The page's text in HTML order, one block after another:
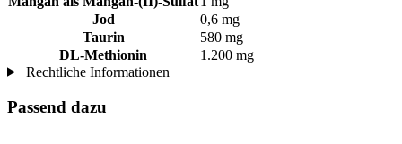
Jod
0,6 mg
Taurin
580 mg
DL-Methionin
1.200 mg
Rechtliche Informationen
Passend dazu